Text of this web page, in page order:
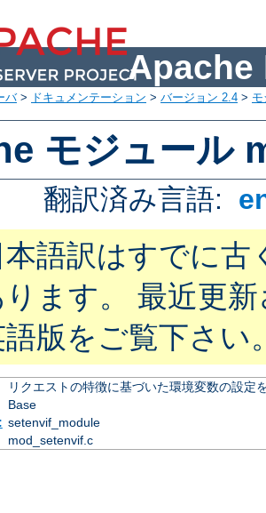
Apache
バ> ドキュメンテーション > バージョン 2.4 >
モジュール
翻訳済み言語:
本語訳はすでに古
ます。 最近更
版をご覧下さい
リクエストの特徴に基づいた環境変数の設定
Base
setenvif_module
mod_setenvif.c